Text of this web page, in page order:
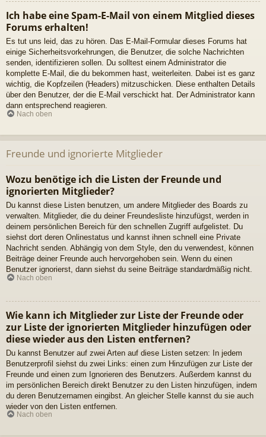
Ich habe eine Spam-E-Mail von einem Mitglied dieses
Forums erhalten!
Es tut uns leid, das zu hören. Das E-Mail-Formular dieses Forums hat
einige Sicherheitsvorkehrungen, die Benutzer, die solche Nachrichten
senden, identifizieren sollen. Du solltest einem Administrator die
komplette E-Mail, die du bekommen hast, weiterleiten. Dabei ist es ganz
wichtig, die Kopfzeilen (Headers) mitzuschicken. Diese enthalten Details
über den Benutzer, der die E-Mail verschickt hat. Der Administrator kann
dann entsprechend reagieren.
Nach oben
Freunde und ignorierte Mitglieder
Wozu benötige ich die Listen der Freunde und
ignorierten Mitglieder?
Du kannst diese Listen benutzen, um andere Mitglieder des Boards zu
verwalten. Mitglieder, die du deiner Freundesliste hinzufügst, werden in
deinem persönlichen Bereich für den schnellen Zugriff aufgelistet. Du
siehst dort deren Onlinestatus und kannst ihnen schnell eine Private
Nachricht senden. Abhängig von dem Style, den du verwendest, können
Beiträge deiner Freunde auch hervorgehoben sein. Wenn du einen
Benutzer ignorierst, dann siehst du seine Beiträge standardmäßig nicht.
Nach oben
Wie kann ich Mitglieder zur Liste der Freunde oder
zur Liste der ignorierten Mitglieder hinzufügen oder
diese wieder aus den Listen entfernen?
Du kannst Benutzer auf zwei Arten auf diese Listen setzen: In jedem
Benutzerprofil siehst du zwei Links: einen zum Hinzufügen zur Liste der
Freunde und einen zum Ignorieren des Benutzers. Außerdem kannst du
im persönlichen Bereich direkt Benutzer zu den Listen hinzufügen, indem
du deren Benutzernamen eingibst. An gleicher Stelle kannst du sie auch
wieder von den Listen entfernen.
Nach oben